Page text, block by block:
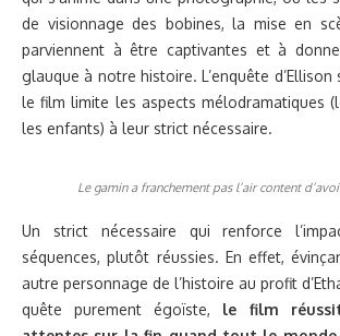
de visionnage des bobines, la mise en
parviennent à être captivantes et à
glauque à notre histoire. L’enquête
le film limite les aspects mélodramatiques
les enfants) à leur strict nécessaire.
Le gamin a franchement pas l’air content
Un strict nécessaire qui renforce
séquences, plutôt réussies. En effet,
autre personnage de l’histoire au profit
quête purement égoïste, le film